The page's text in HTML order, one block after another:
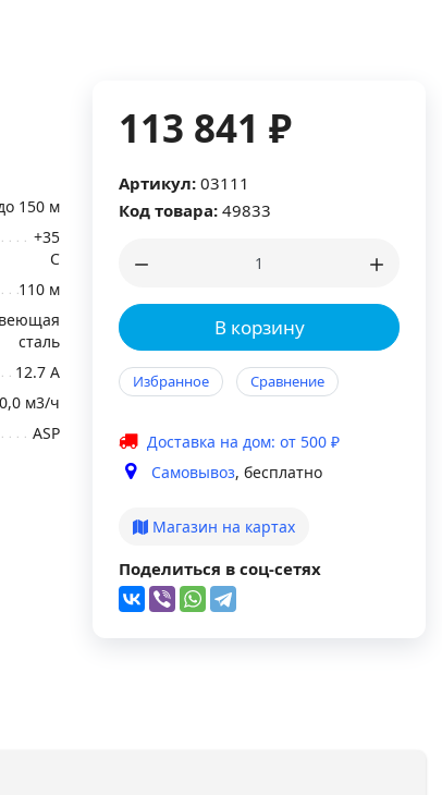
113 841 ₽
Артикул: 03111
Код товара: 49833
В корзину
Избранное Сравнение
Доставка на дом: от 500 ₽
Самовывоз, бесплатно
Магазин на картах
Поделиться в соц-сетях
150 м
+35
С
110 м
сталь
12.7 А
м3/ч
ASP